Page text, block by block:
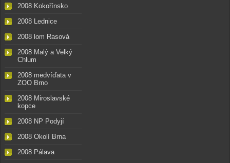
2008 Kokořínsko
2008 Lednice
2008 lom Rasová
2008 Malý a Velký
Chlum
2008 medvíďata v
ZOO Brno
2008 Miroslavské
kopce
2008 NP Podyjí
2008 Okolí Brna
2008 Pálava